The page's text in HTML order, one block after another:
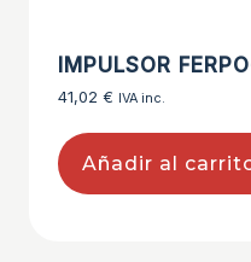
IMPULSOR
41,02 € IVA inc.
Añadir al